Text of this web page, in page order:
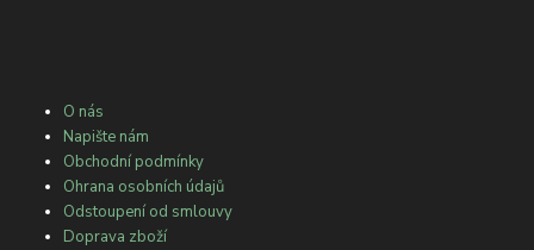
O nás
Napište nám
Obchodní podmínky
Ohrana osobních údajů
Odstoupení od smlouvy
Doprava zboží